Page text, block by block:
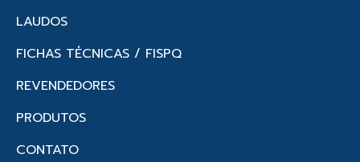
LAUDOS
FICHAS TÉCNICAS / FISPQ
REVENDEDORES
PRODUTOS
CONTATO